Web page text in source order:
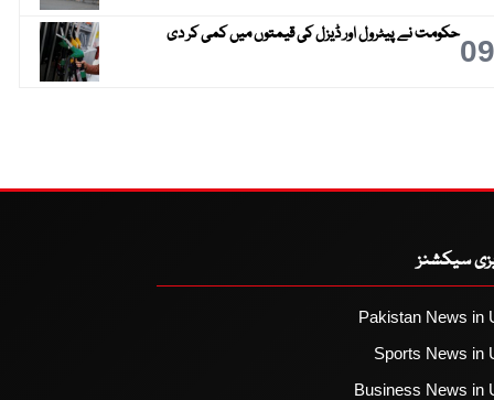
09حکومت نے پیٹرول اور ڈیزل کی قیمتوں میں کمی کر دی
سیکشنز
Pakistan News in
Sports News in
Business News in